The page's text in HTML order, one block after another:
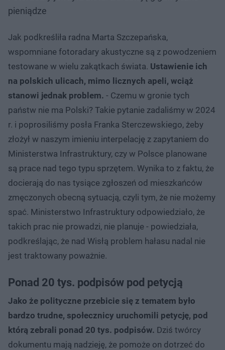
pieniądze
Jak podkreśliła radna Marta Szczepańska,
wspomniane fotoradary akustyczne są z powodzeniem
testowane w wielu zakątkach świata. Ustawienie ich
na polskich ulicach, mimo licznych apeli, wciąż
stanowi jednak problem. - Czemu w gronie tych
państw nie ma Polski? Takie pytanie zadaliśmy w 2024
r. i poprosiliśmy posła Franka Sterczewskiego, żeby
złożył w naszym imieniu interpelację z zapytaniem do
Ministerstwa Infrastruktury, czy w Polsce planowane
są prace nad tego typu sprzętem. Wynika to z faktu, że
docierają do nas tysiące zgłoszeń od mieszkańców
zmęczonych obecną sytuacją, czyli tym, że nie możemy
spać. Ministerstwo Infrastruktury odpowiedziało, że
takich prac nie prowadzi, nie planuje - powiedziała,
podkreślając, że nad Wisłą problem hałasu nadal nie
jest traktowany poważnie.
Ponad 20 tys. podpisów pod petycją
Jako że polityczne przebicie się z tematem było
bardzo trudne, społecznicy uruchomili petycję, pod
którą zebrali ponad 20 tys. podpisów. Dziś twórcy
dokumentu mają nadzieję, że pomoże on dotrzeć do